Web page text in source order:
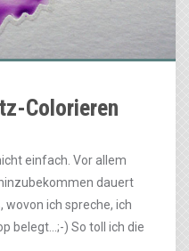
Colorieren
einfach. Vor allem
dauert
ich spreche, ich
belegt…;-) So toll ich die